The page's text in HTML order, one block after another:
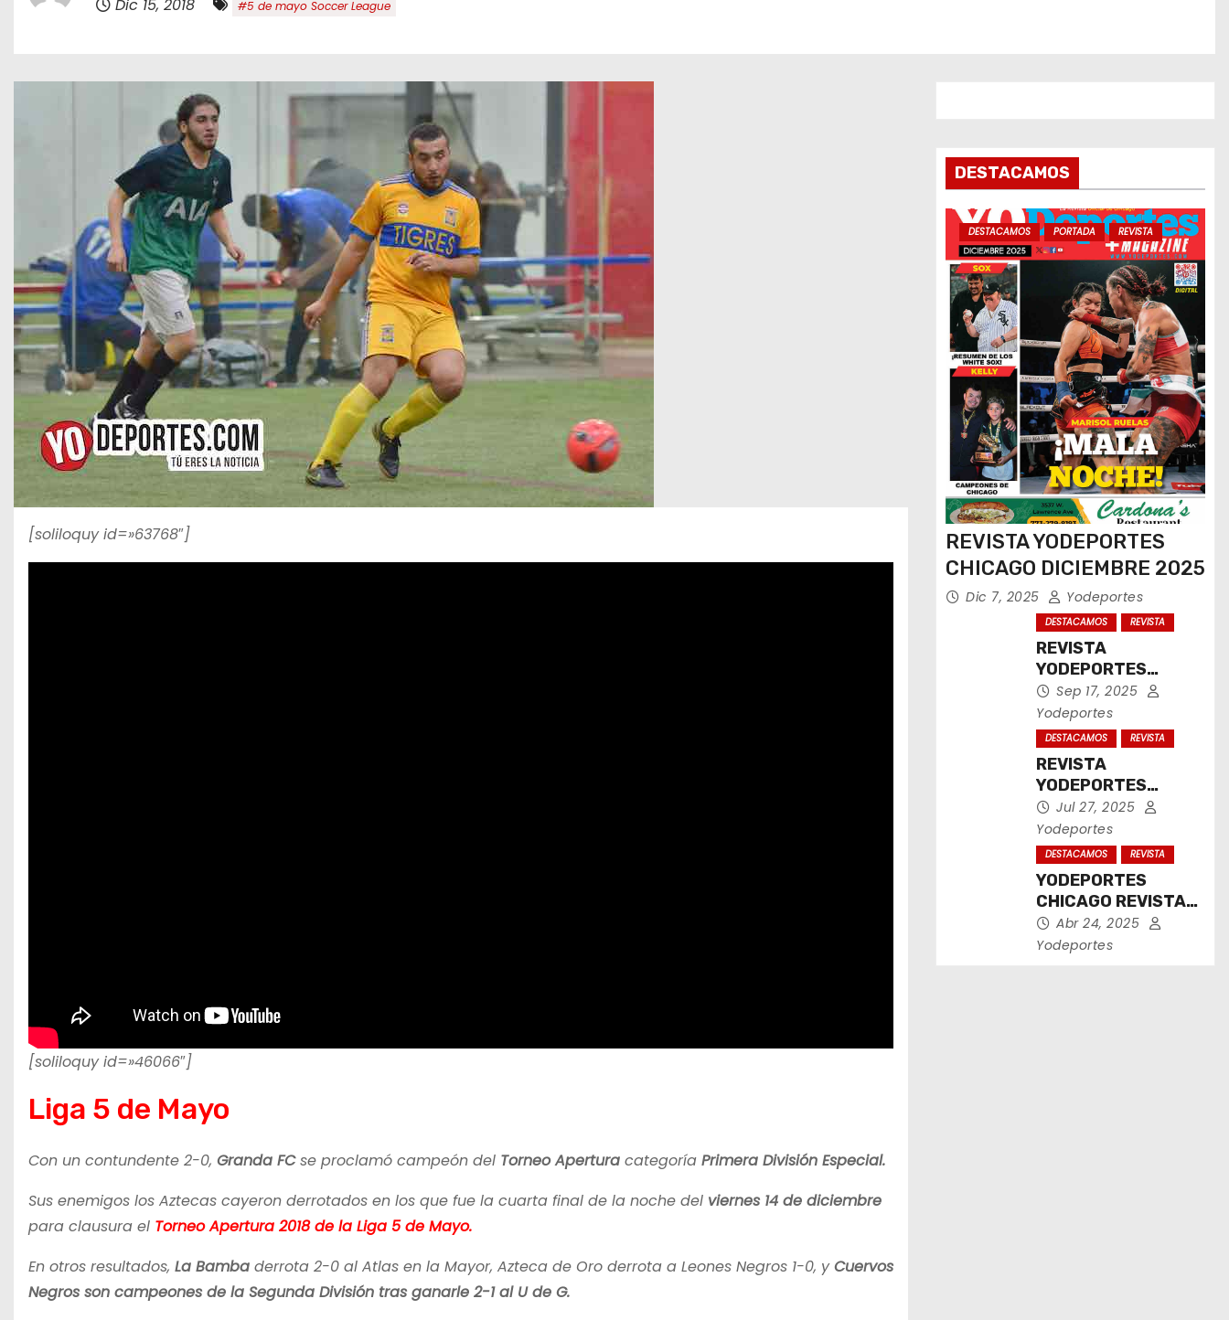
Dic 15, 2018 #5 de mayo Soccer League
[soliloquy id=»63768″]
[soliloquy id=»46066″]
Liga 5 de Mayo
Con un contundente 2-0, Granda FCse proclamó campeón del Torneo Apertura categoría Primera División Especial.
Sus enemigos los Aztecas cayeron derrotados en los que fue la cuarta final de la noche del viernes 14 de diciembre
para clausura el Torneo Apertura 2018 de la Liga 5 de Mayo.
En otros resultados, La Bamba derrota 2-0 al Atlas en la Mayor, Azteca de Oro derrota a Leones Negros 1-0, yCuervos
Negros son campeones de la Segunda División tras ganarle 2-1 al U de G.
DESTACAMOS
DESTACAMOS PORTADA REVISTA
REVISTA YODEPORTES
CHICAGO DICIEMBRE 2025
Dic 7, 2025 Yodeportes
DESTACAMOS REVISTA
REVISTA
YODEPORTES
CHICAGO
SEPTIEMBRE 2025
Sep 17, 2025
Yodeportes
DESTACAMOS REVISTA
REVISTA
YODEPORTES
CHICAGO JULIO
2025
Jul 27, 2025
Yodeportes
DESTACAMOS REVISTA
YODEPORTES
CHICAGO REVISTA
IMPRESA ABRIL
2025
Abr 24, 2025
Yodeportes